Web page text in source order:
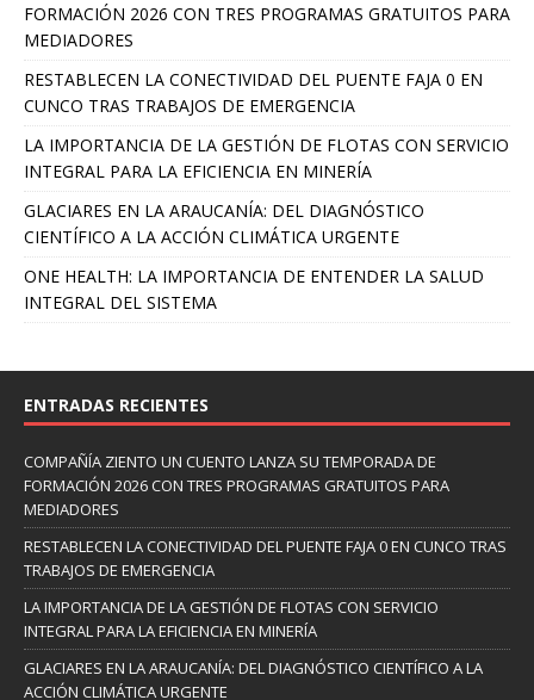
FORMACIÓN 2026 CON TRES PROGRAMAS GRATUITOS PARA
MEDIADORES
RESTABLECEN LA CONECTIVIDAD DEL PUENTE FAJA 0 EN
CUNCO TRAS TRABAJOS DE EMERGENCIA
LA IMPORTANCIA DE LA GESTIÓN DE FLOTAS CON SERVICIO
INTEGRAL PARA LA EFICIENCIA EN MINERÍA
GLACIARES EN LA ARAUCANÍA: DEL DIAGNÓSTICO
CIENTÍFICO A LA ACCIÓN CLIMÁTICA URGENTE
ONE HEALTH: LA IMPORTANCIA DE ENTENDER LA SALUD
INTEGRAL DEL SISTEMA
ENTRADAS RECIENTES
COMPAÑÍA ZIENTO UN CUENTO LANZA SU TEMPORADA DE
FORMACIÓN 2026 CON TRES PROGRAMAS GRATUITOS PARA
MEDIADORES
RESTABLECEN LA CONECTIVIDAD DEL PUENTE FAJA 0 EN CUNCO TRAS
TRABAJOS DE EMERGENCIA
LA IMPORTANCIA DE LA GESTIÓN DE FLOTAS CON SERVICIO
INTEGRAL PARA LA EFICIENCIA EN MINERÍA
GLACIARES EN LA ARAUCANÍA: DEL DIAGNÓSTICO CIENTÍFICO A LA
ACCIÓN CLIMÁTICA URGENTE